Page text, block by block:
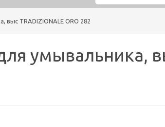
выс TRADIZIONALE ORO 282
умывальника,